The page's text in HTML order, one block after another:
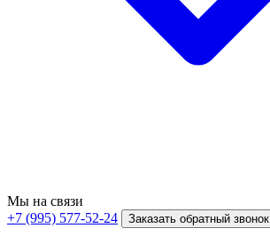
Мы на связи
+7 (995) 577-52-24
Заказать обратный звонок